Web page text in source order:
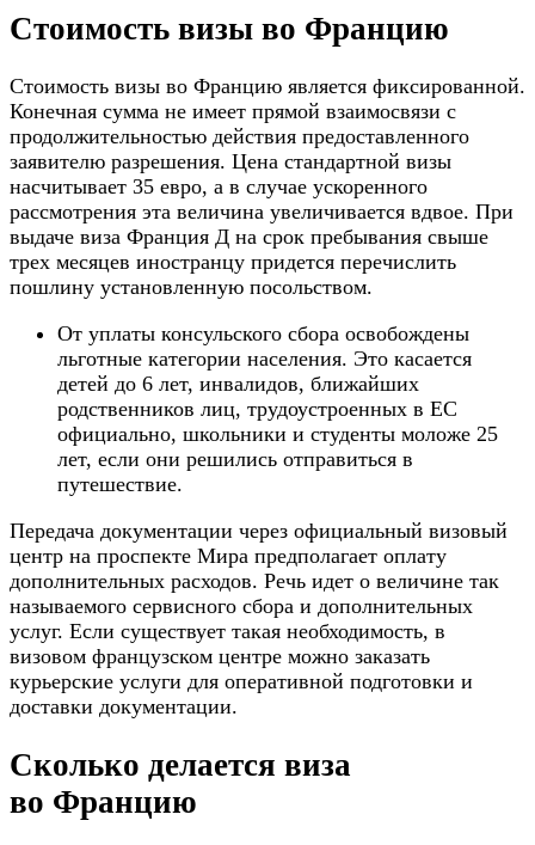
Стоимость визы во Францию
Стоимость визы во Францию является фиксированной.
Конечная сумма не имеет прямой взаимосвязи с
продолжительностью действия предоставленного
заявителю разрешения. Цена стандартной визы
насчитывает 35 евро, а в случае ускоренного
рассмотрения эта величина увеличивается вдвое. При
выдаче виза Франция Д на срок пребывания свыше
трех месяцев иностранцу придется перечислить
пошлину установленную посольством.
От уплаты консульского сбора освобождены
льготные категории населения. Это касается
детей до 6 лет, инвалидов, ближайших
родственников лиц, трудоустроенных в ЕС
официально, школьники и студенты моложе 25
лет, если они решились отправиться в
путешествие.
Передача документации через официальный визовый
центр на проспекте Мира предполагает оплату
дополнительных расходов. Речь идет о величине так
называемого сервисного сбора и дополнительных
услуг. Если существует такая необходимость, в
визовом французском центре можно заказать
курьерские услуги для оперативной подготовки и
доставки документации.
Сколько делается виза
во Францию